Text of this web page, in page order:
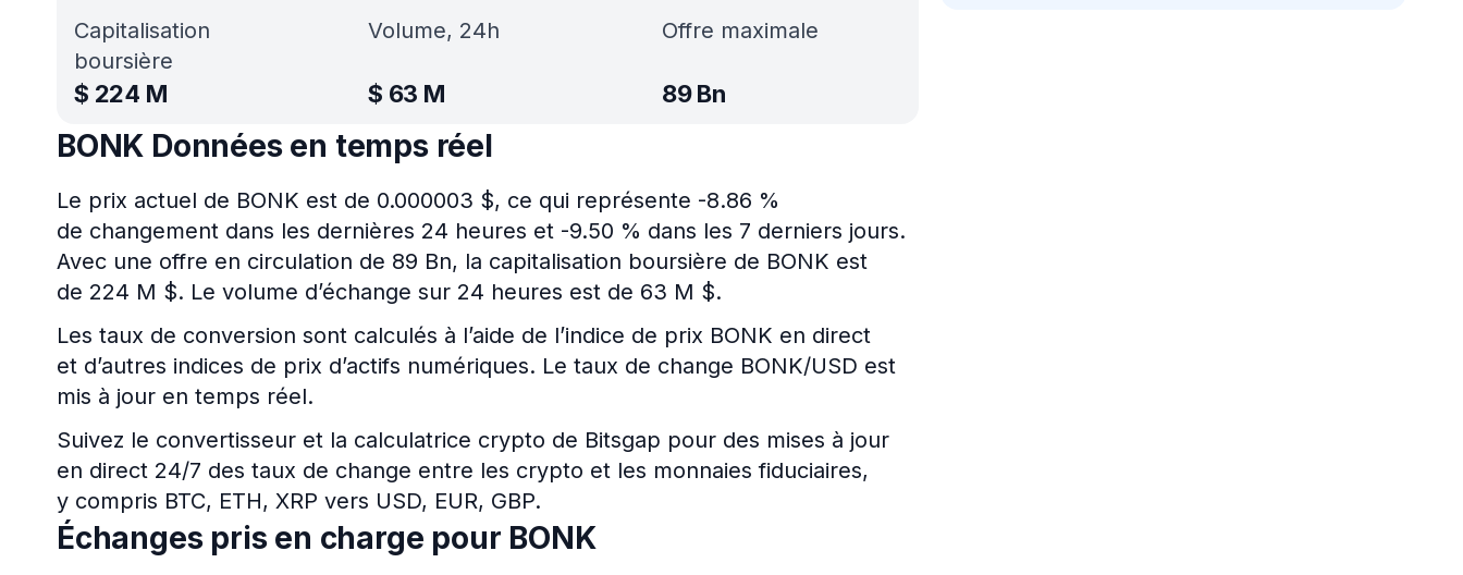
Capitalisation
boursière
$ 224 M
Volume, 24h
$ 63 M
Offre maximale
89 Bn
BONK Données en temps réel
Le prix actuel de BONK est de 0.000003 $, ce qui représente -8.86 %
de changement dans les dernières 24 heures et -9.50 % dans les 7 derniers jours.
Avec une offre en circulation de 89 Bn, la capitalisation boursière de BONK est
de 224 M $. Le volume d’échange sur 24 heures est de 63 M $.
Les taux de conversion sont calculés à l’aide de l’indice de prix BONK en direct
et d’autres indices de prix d’actifs numériques. Le taux de change BONK/USD est
mis à jour en temps réel.
Suivez le convertisseur et la calculatrice crypto de Bitsgap pour des mises à jour
en direct 24/7 des taux de change entre les crypto et les monnaies fiduciaires,
y compris BTC, ETH, XRP vers USD, EUR, GBP.
Échanges pris en charge pour BONK